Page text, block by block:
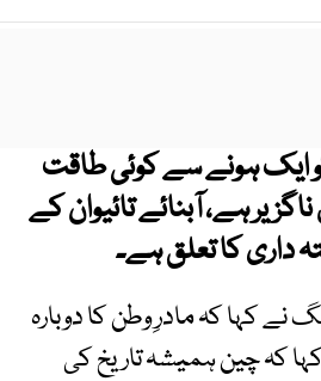
ایک ہونے سے کوئی طاقت
ہے، آبنائے تائیوان کے
داری کا تعلق ہے۔
کہا کہ مادرِ وطن کا دوبارہ
کہا کہ چین ہمیشہ تاریخ کی